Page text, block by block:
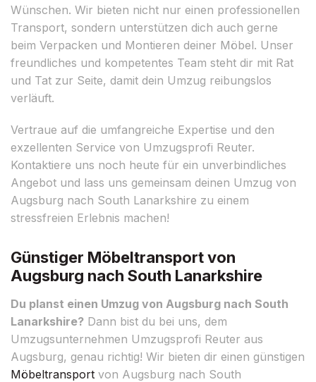
Wünschen. Wir bieten nicht nur einen professionellen
Transport, sondern unterstützen dich auch gerne
beim Verpacken und Montieren deiner Möbel. Unser
freundliches und kompetentes Team steht dir mit Rat
und Tat zur Seite, damit dein Umzug reibungslos
verläuft.
Vertraue auf die umfangreiche Expertise und den
exzellenten Service von Umzugsprofi Reuter.
Kontaktiere uns noch heute für ein unverbindliches
Angebot und lass uns gemeinsam deinen Umzug von
Augsburg nach South Lanarkshire zu einem
stressfreien Erlebnis machen!
Günstiger Möbeltransport von
Augsburg nach South Lanarkshire
Du planst einen Umzug von Augsburg nach South
Lanarkshire? Dann bist du bei uns, dem
Umzugsunternehmen Umzugsprofi Reuter aus
Augsburg, genau richtig! Wir bieten dir einen günstigen
Möbeltransport von Augsburg nach South